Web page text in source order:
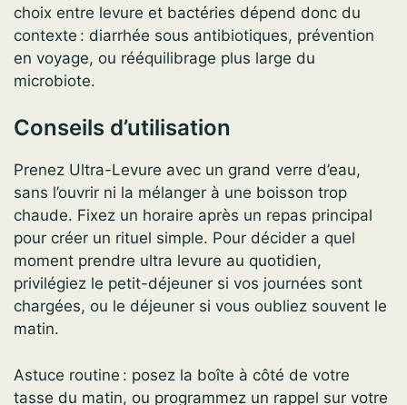
choix entre levure et bactéries dépend donc du
contexte : diarrhée sous antibiotiques, prévention
en voyage, ou rééquilibrage plus large du
microbiote.
Conseils d’utilisation
Prenez Ultra-Levure avec un grand verre d’eau,
sans l’ouvrir ni la mélanger à une boisson trop
chaude. Fixez un horaire après un repas principal
pour créer un rituel simple. Pour décider a quel
moment prendre ultra levure au quotidien,
privilégiez le petit-déjeuner si vos journées sont
chargées, ou le déjeuner si vous oubliez souvent le
matin.
Astuce routine : posez la boîte à côté de votre
tasse du matin, ou programmez un rappel sur votre